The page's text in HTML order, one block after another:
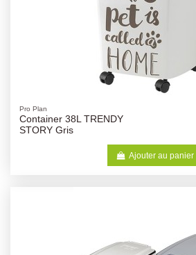
Pro Plan
Container 38L TRENDY
STORY Gris
Ajouter au panier